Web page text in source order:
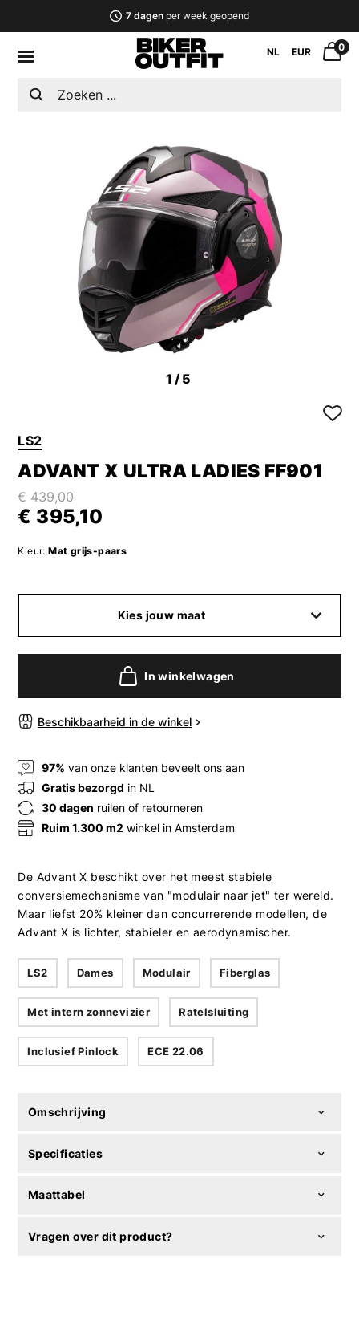
7 dagenper week geopend
NL EUR 0
1 /5
LS2
ADVANT X ULTRA LADIES FF901
€ 439,00
€ 395,10
Kleur: Mat grijs-paars
Kies jouw maat
In winkelwagen
Beschikbaarheid in de winkel
97% van onze klanten beveelt ons aan
Gratis bezorgd in NL
30 dagen ruilen of retourneren
Ruim 1.300 m2 winkel in Amsterdam
De Advant X beschikt over het meest stabiele
conversiemechanisme van "modulair naar jet" ter wereld.
Maar liefst 20% kleiner dan concurrerende modellen, de
Advant X is lichter, stabieler en aerodynamischer.
LS2 Dames Modulair Fiberglas
Met intern zonnevizier Ratelsluiting
Inclusief Pinlock ECE 22.06
Omschrijving
Specificaties
Maattabel
Vragen over dit product?